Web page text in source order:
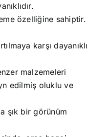
özelliğine sahiptir.
karşı dayanıklı
malzemeleri
edilmiş oluklu ve
şık bir görünüm